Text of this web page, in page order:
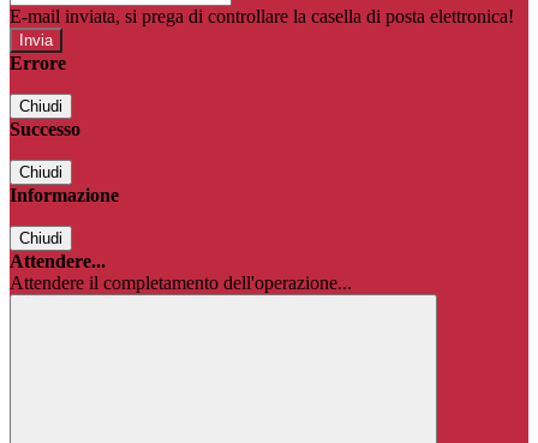
E-mail inviata, si prega di controllare la casella di posta elettronica!
Errore
Chiudi
Successo
Chiudi
Informazione
Chiudi
Attendere...
Attendere il completamento dell'operazione...